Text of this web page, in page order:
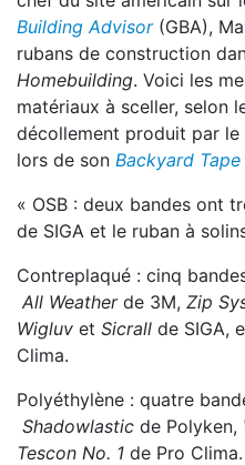
Building Advisor(GBA),
rubans de construction
Homebuilding. Voici les
matériaux à sceller, selon
décollement produit par le
lors de son Backyard Tape
« OSB : deux bandes ont
de SIGA et le ruban à
Contreplaqué : cinq
All Weatherde 3M, Zip
Wigluv et Sicrall de SIGA,
Clima.
Polyéthylène : quatre
Shadowlastic de Polyken,
Tescon No. 1 de Pro Clima.